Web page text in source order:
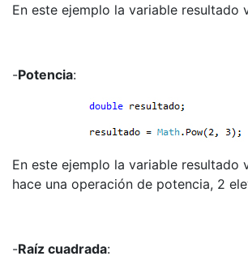
En este ejemplo la variable resultado
-Potencia:
En este ejemplo la variable resultado
hace una operación de potencia, 2
-Raíz cuadrada: